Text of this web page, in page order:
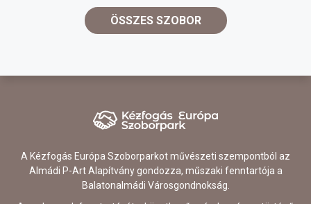
ÖSSZES SZOBOR
A Kézfogás Európa Szoborparkot művészeti szempontból az
Almádi P-Art Alapítvány gondozza, műszaki fenntartója a
Balatonalmádi Városgondnokság.